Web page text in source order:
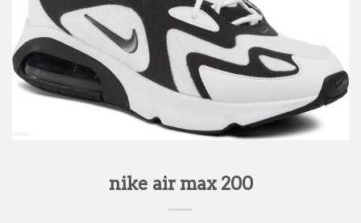
nike air max 200